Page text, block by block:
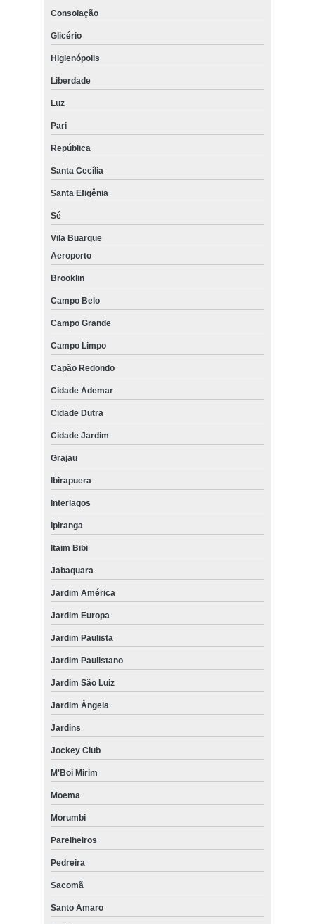
Consolação
Glicério
Higienópolis
Liberdade
Luz
Pari
República
Santa Cecília
Santa Efigênia
Sé
Vila Buarque
Aeroporto
Brooklin
Campo Belo
Campo Grande
Campo Limpo
Capão Redondo
Cidade Ademar
Cidade Dutra
Cidade Jardim
Grajau
Ibirapuera
Interlagos
Ipiranga
Itaim Bibi
Jabaquara
Jardim América
Jardim Europa
Jardim Paulista
Jardim Paulistano
Jardim São Luiz
Jardim Ângela
Jardins
Jockey Club
M'Boi Mirim
Moema
Morumbi
Parelheiros
Pedreira
Sacomã
Santo Amaro